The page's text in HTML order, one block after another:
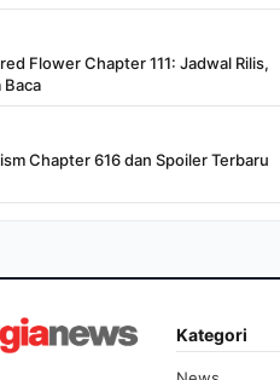
Flower Chapter 111: Jadwal Rilis,
Baca
Chapter 616 dan Spoiler Terbaru
Kategori